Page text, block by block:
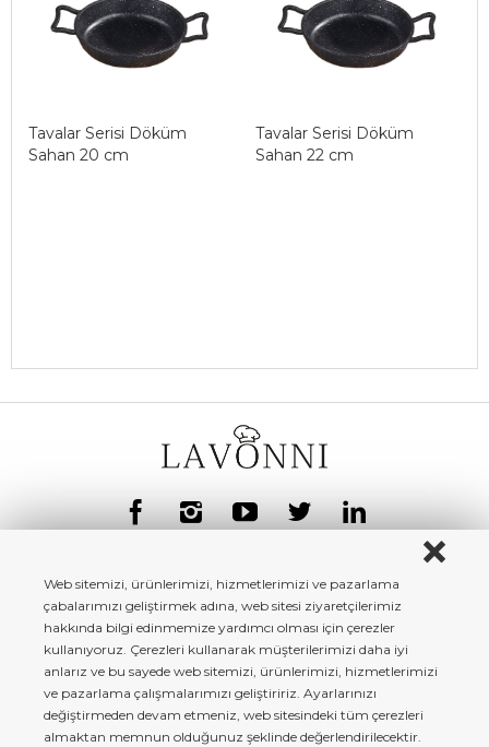
Tavalar Serisi Döküm
Sahan 20 cm
Tavalar Serisi Döküm
Sahan 22 cm
Web sitemizi, ürünlerimizi, hizmetlerimizi ve pazarlama
çabalarımızı geliştirmek adına, web sitesi ziyaretçilerimiz
hakkında bilgi edinmemize yardımcı olması için çerezler
kullanıyoruz. Çerezleri kullanarak müşterilerimizi daha iyi
anlarız ve bu sayede web sitemizi, ürünlerimizi, hizmetlerimizi
ve pazarlama çalışmalarımızı geliştiririz. Ayarlarınızı
değiştirmeden devam etmeniz, web sitesindeki tüm çerezleri
almaktan memnun olduğunuz şeklinde değerlendirilecektir.